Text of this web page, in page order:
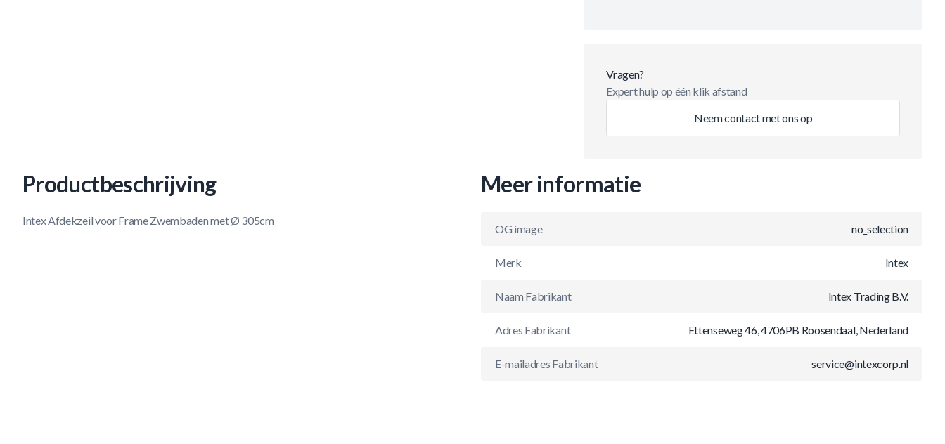
Vragen?
Expert hulp op één klik afstand
Neem contact met ons op
Productbeschrijving
Intex Afdekzeil voor Frame Zwembaden met Ø 305cm
Meer informatie
OG image no_selection
Merk Intex
Naam Fabrikant Intex Trading B.V.
Adres Fabrikant Ettenseweg 46, 4706PB Roosendaal, Nederland
E-mailadres Fabrikant service@intexcorp.nl